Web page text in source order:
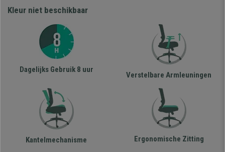
Kleur niet beschikbaar
Dagelijks Gebruik 8 uur
Verstelbare Armleuningen
Kantelmechanisme Ergonomische Zitting